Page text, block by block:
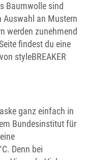
Baumwolle sind
Auswahl an Mustern
werden zunehmend
findest du eine
styleBREAKER
ganz einfach in
Bundesinstitut für
Denn bei